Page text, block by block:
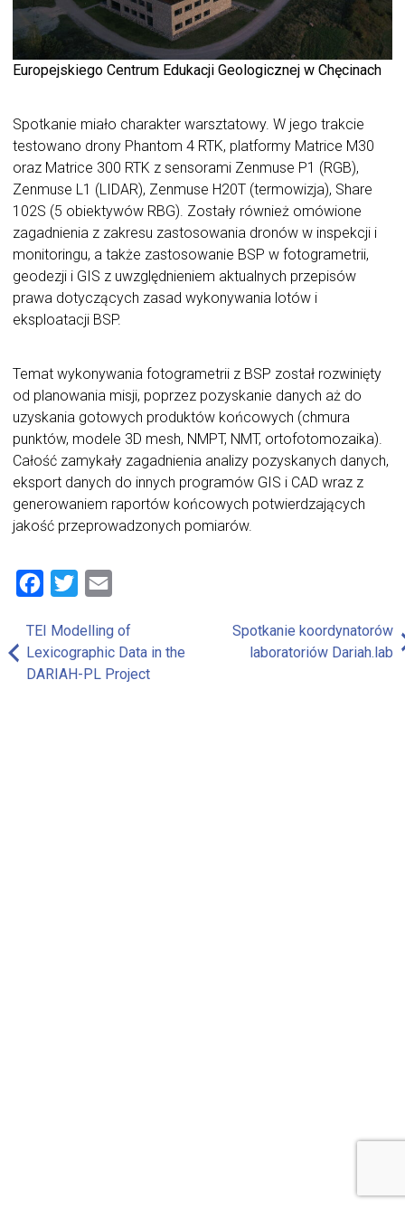
Europejskiego Centrum Edukacji Geologicznej w Chęcinach
Spotkanie miało charakter warsztatowy. W jego trakcie
testowano drony Phantom 4 RTK, platformy Matrice M30
oraz Matrice 300 RTK z sensorami Zenmuse P1 (RGB),
Zenmuse L1 (LIDAR), Zenmuse H20T (termowizja), Share
102S (5 obiektywów RBG). Zostały również omówione
zagadnienia z zakresu zastosowania dronów w inspekcji i
monitoringu, a także zastosowanie BSP w fotogrametrii,
geodezji i GIS z uwzględnieniem aktualnych przepisów
prawa dotyczących zasad wykonywania lotów i
eksploatacji BSP.
Temat wykonywania fotogrametrii z BSP został rozwinięty
od planowania misji, poprzez pozyskanie danych aż do
uzyskania gotowych produktów końcowych (chmura
punktów, modele 3D mesh, NMPT, NMT, ortofotomozaika).
Całość zamykały zagadnienia analizy pozyskanych danych,
eksport danych do innych programów GIS i CAD wraz z
generowaniem raportów końcowych potwierdzających
jakość przeprowadzonych pomiarów.
Facebook
Twitter
Nawigacja
wpisu
TEI Modelling of
Lexicographic Data in the
DARIAH-PL Project
Spotkanie koordynatorów
laboratoriów Dariah.lab